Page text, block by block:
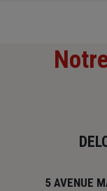
5 AVENUE